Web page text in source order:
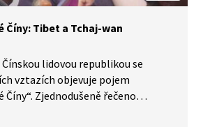
Číny: Tibet a Tchaj-wan
lidovou republikou se
vztazích objevuje pojem
Zjednodušeně řečeno